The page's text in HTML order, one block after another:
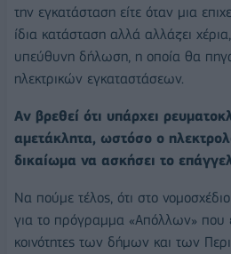
την εγκατάσταση είτε όταν μια
ίδια κατάσταση αλλά αλλάζει
υπεύθυνη δήλωση, η οποία θα
ηλεκτρικών εγκαταστάσεων.
Αν βρεθεί ότι υπάρχει
αμετάκλητα, ωστόσο ο
δικαίωμα να ασκήσει το
Να πούμε τέλος, ότι στο
για το πρόγραμμα «Απόλλων» που
κοινότητες των δήμων και των